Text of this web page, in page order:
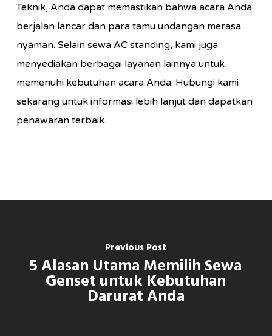
Teknik, Anda dapat memastikan bahwa acara Anda
berjalan lancar dan para tamu undangan merasa
nyaman. Selain sewa AC standing, kami juga
menyediakan berbagai layanan lainnya untuk
memenuhi kebutuhan acara Anda. Hubungi kami
sekarang untuk informasi lebih lanjut dan dapatkan
penawaran terbaik.
Previous Post
5 Alasan Utama Memilih Sewa
Genset untuk Kebutuhan
Darurat Anda